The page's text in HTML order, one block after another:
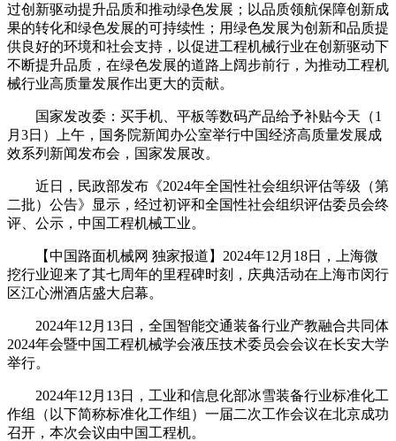
过创新驱动提升品质和推动绿色发展；以品质领航保障创新成
果的转化和绿色发展的可持续性；用绿色发展为创新和品质提
供良好的环境和社会支持，以促进工程机械行业在创新驱动下
不断提升品质，在绿色发展的道路上阔步前行，为推动工程机
械行业高质量发展作出更大的贡献。
国家发改委：买手机、平板等数码产品给予补贴今天（1
月3日）上午，国务院新闻办公室举行中国经济高质量发展成
效系列新闻发布会，国家发展改。
近日，民政部发布《2024年全国性社会组织评估等级（第
二批）公告》显示，经过初评和全国性社会组织评估委员会终
评、公示，中国工程机械工业。
【中国路面机械网 独家报道】2024年12月18日，上海微
挖行业迎来了其七周年的里程碑时刻，庆典活动在上海市闵行
区江心洲酒店盛大启幕。
2024年12月13日，全国智能交通装备行业产教融合共同体
2024年会暨中国工程机械学会液压技术委员会会议在长安大学
举行。
2024年12月13日，工业和信息化部冰雪装备行业标准化工
作组（以下简称标准化工作组）一届二次工作会议在北京成功
召开，本次会议由中国工程机。